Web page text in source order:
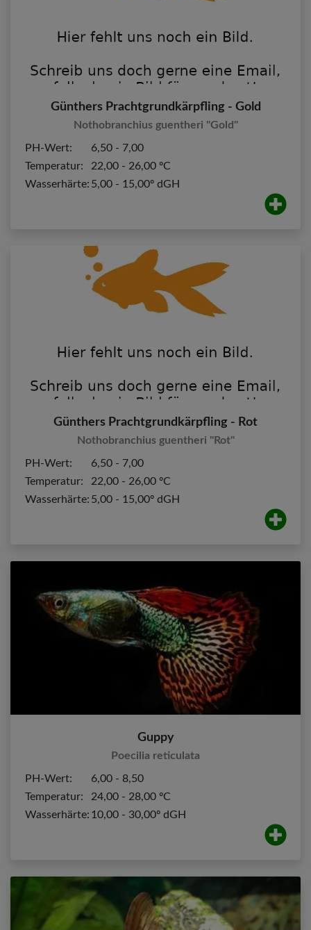
Günthers Prachtgrundkärpfling - Gold
Nothobranchius guentheri "Gold"
PH-Wert:
6,50 - 7,00
Temperatur:
22,00 - 26,00 ºC
Wasserhärte: 5,00 - 15,00º dGH
Günthers Prachtgrundkärpfling - Rot
Nothobranchius guentheri "Rot"
PH-Wert:
6,50 - 7,00
Temperatur:
22,00 - 26,00 ºC
Wasserhärte: 5,00 - 15,00º dGH
Guppy
Poecilia reticulata
PH-Wert:
6,00 - 8,50
Temperatur:
24,00 - 28,00 ºC
Wasserhärte: 10,00 - 30,00º dGH